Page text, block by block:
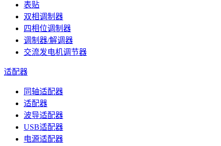
表贴
双相调制器
四相位调制器
调制器/解调器
交流发电机调节器
适配器
同轴适配器
适配器
波导适配器
USB适配器
电源适配器